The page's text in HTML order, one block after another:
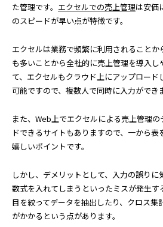
た管理です。 エクセルでの売上管理は安価
のスピードが早い点が特徴です。
エクセルは業務で頻繁に利用されること
も多いことから全社的に売上管理を導入し
て、エクセルもクラウド上にアップロー
可能ですので、複数人で同時に入力ができ
また、Web上でエクセルによる売上管理
ドできるサイトもありますので、一から
嬉しいポイントです。
しかし、デメリットとして、入力の誤り
数式を入れてしまうといったミスが発生
目を絞ってデータを抽出したり、クロス集
がかかるという点があります。